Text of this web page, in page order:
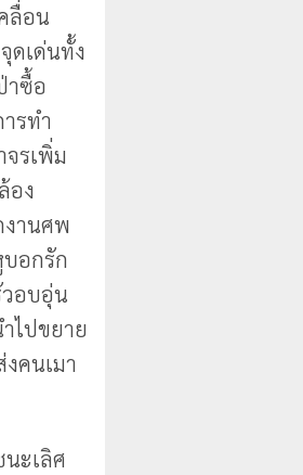
ลื่อน
ดเด่นทั้ง
าซื้อ
รทำ
จรเพิ่ม
อง
งานศพ
อกรัก
อบอุ่น
ไปขยาย
คนเมา
ะเลิศ